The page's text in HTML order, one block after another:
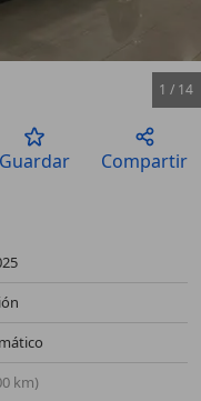
1 / 14
Guardar Compartir
km)